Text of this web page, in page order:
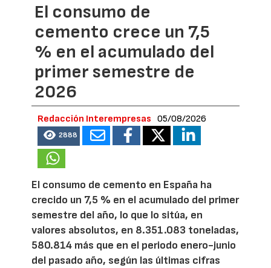
El consumo de
cemento crece un 7,5
% en el acumulado del
primer semestre de
2026
Redacción Interempresas 05/08/2026
2888
El consumo de cemento en España ha
crecido un 7,5 % en el acumulado del primer
semestre del año, lo que lo sitúa, en
valores absolutos, en 8.351.083 toneladas,
580.814 más que en el periodo enero-junio
del pasado año, según las últimas cifras